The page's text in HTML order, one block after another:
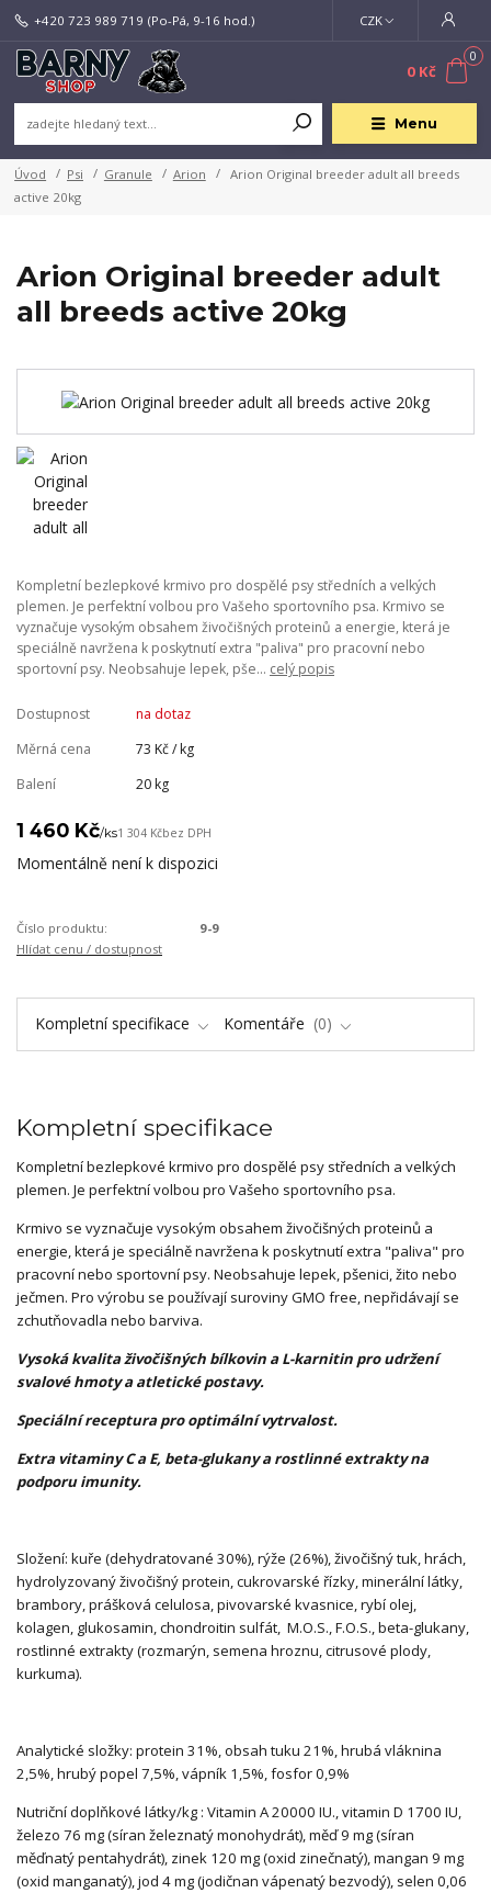
Menu
CZK
+420 723 989 719 (Po-Pá, 9-16 hod.)
0
0 Kč
Úvod Psi Granule Arion
Arion Original breeder adult all breeds
active 20kg
Arion Original breeder adult
all breeds active 20kg
Kompletní bezlepkové krmivo pro dospělé psy středních a velkých
plemen. Je perfektní volbou pro Vašeho sportovního psa. Krmivo se
vyznačuje vysokým obsahem živočišných proteinů a energie, která je
speciálně navržena k poskytnutí extra "paliva" pro pracovní nebo
sportovní psy. Neobsahuje lepek, pše... celý popis
Dostupnost
na dotaz
Měrná cena
73 Kč / kg
Balení
20 kg
1 460 Kč/ks1 304 Kčbez DPH
Momentálně není k dispozici
Číslo produktu:
9-9
Hlídat cenu / dostupnost
Kompletní specifikace Komentáře 0
Kompletní specifikace
Kompletní bezlepkové krmivo pro dospělé psy středních a velkých
plemen. Je perfektní volbou pro Vašeho sportovního psa.
Krmivo se vyznačuje vysokým obsahem živočišných proteinů a
energie, která je speciálně navržena k poskytnutí extra "paliva" pro
pracovní nebo sportovní psy. Neobsahuje lepek, pšenici, žito nebo
ječmen. Pro výrobu se používají suroviny GMO free, nepřidávají se
zchutňovadla nebo barviva.
Vysoká kvalita živočišných bílkovin a L-karnitin pro udržení
svalové hmoty a atletické postavy.
Speciální receptura pro optimální vytrvalost.
Extra vitaminy C a E, beta-glukany a rostlinné extrakty na
podporu imunity.
Složení: kuře (dehydratované 30%), rýže (26%), živočišný tuk, hrách,
hydrolyzovaný živočišný protein, cukrovarské řízky, minerální látky,
brambory, prášková celulosa, pivovarské kvasnice, rybí olej,
kolagen, glukosamin, chondroitin sulfát, M.O.S., F.O.S., beta-glukany,
rostlinné extrakty (rozmarýn, semena hroznu, citrusové plody,
kurkuma).
Analytické složky: protein 31%, obsah tuku 21%, hrubá vláknina
2,5%, hrubý popel 7,5%, vápník 1,5%, fosfor 0,9%
Nutriční doplňkové látky/kg : Vitamin A 20000 IU., vitamin D 1700 IU,
železo 76 mg (síran železnatý monohydrát), měď 9 mg (síran
měďnatý pentahydrát), zinek 120 mg (oxid zinečnatý), mangan 9 mg
(oxid manganatý), jod 4 mg (jodičnan vápenatý bezvodý), selen 0,06